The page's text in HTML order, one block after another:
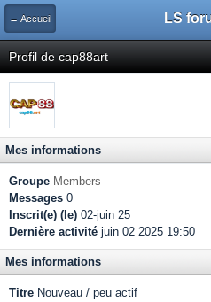
← Accueil LS
Profil de cap88art
Mes informations
Groupe Members
Messages 0
Inscrit(e) (le) 02-juin 25
Dernière activité juin 02 2025 19:50
Mes informations
Titre Nouveau / peu actif